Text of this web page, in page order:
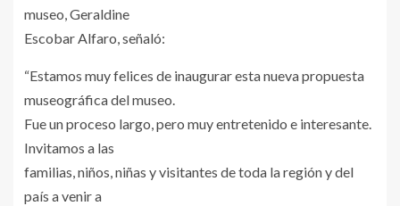
museo, Geraldine
Escobar Alfaro, señaló:
“Estamos muy felices de inaugurar esta nueva propuesta
museográfica del museo.
Fue un proceso largo, pero muy entretenido e interesante.
Invitamos a las
familias, niños, niñas y visitantes de toda la región y del
país a venir a